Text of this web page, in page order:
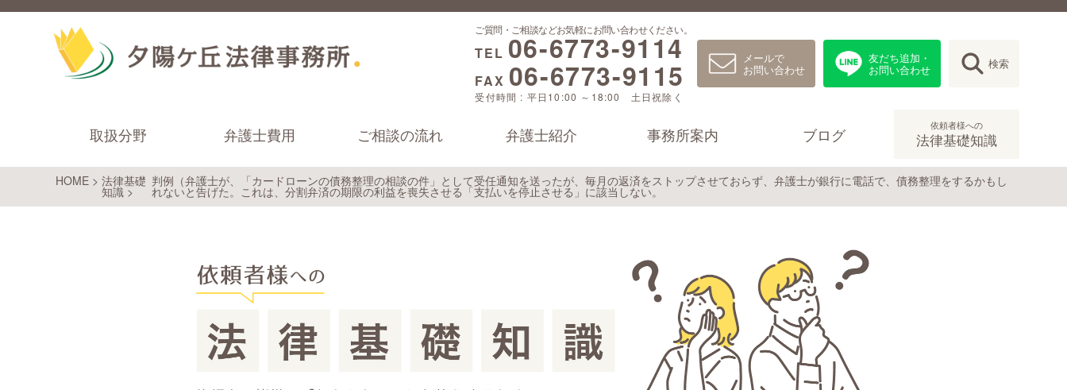
ご質問・ご相談などお気軽にお問い合わせください。
TEL 06-6773-9114
FAX 06-6773-9115
受付時間 : 平日10:00 ～18:00 土日祝除く
メールで
お問い合わせ
友だち追加・
お問い合わせ 検索
取扱分野 弁護士費用 ご相談の流れ 弁護士紹介 事務所案内 ブログ 依頼者様への
法律基礎知識
HOME > 法律基礎
知識>
判例（弁護士が、「カードローンの債務整理の相談の件」として受任通知を送ったが、毎月の返済をストップさせておらず、弁護士が銀行に電話で、債務整理をするかもし
れないと告げた。これは、分割弁済の期限の利益を喪失させる「支払いを停止させる」に該当しない。